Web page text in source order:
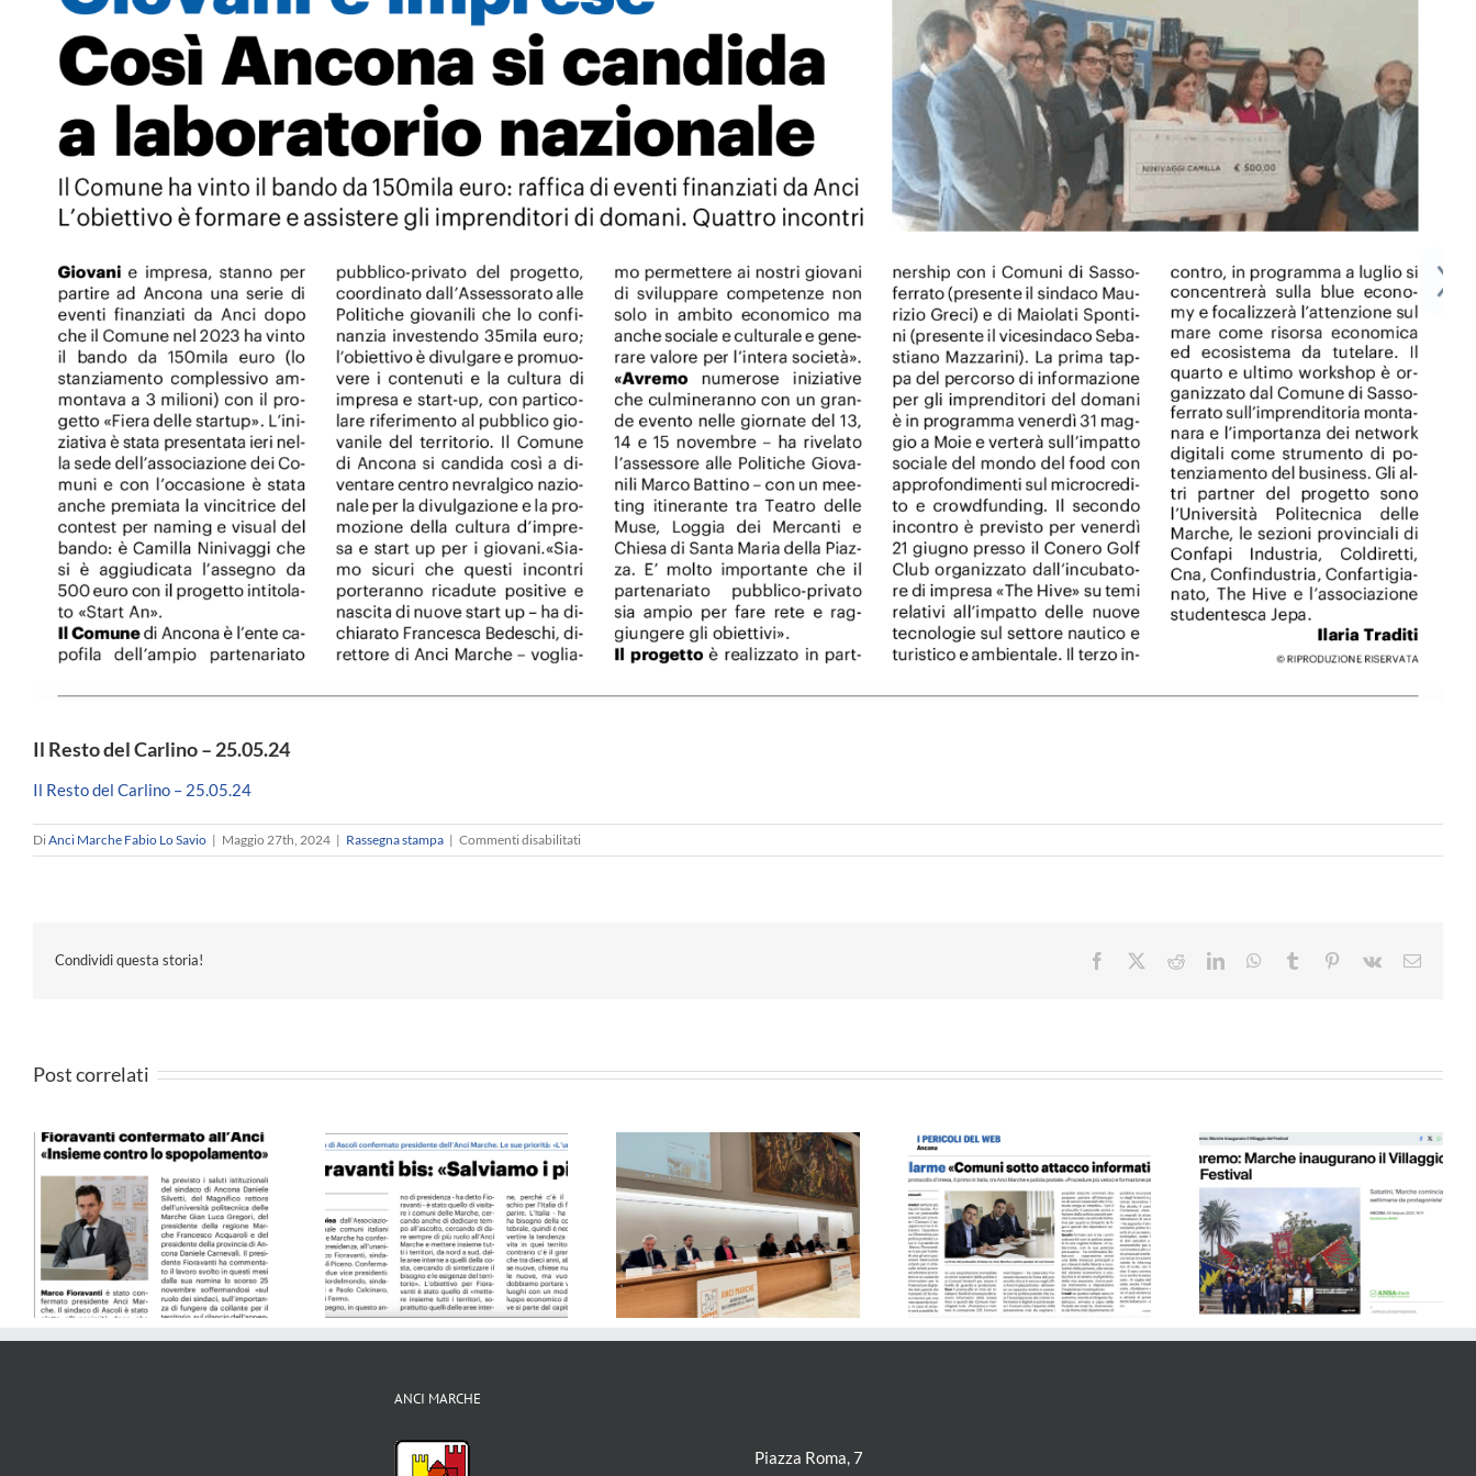
Il Resto del Carlino – 25.05.24
Il Resto del Carlino – 25.05.24
DiAnci Marche Fabio Lo Savio | Maggio 27th, 2024 | Rassegna stampa | Commenti disabilitatisu
Il
Condividi questa storia! Facebook RedditLinkedInWhatsApp
Tumblr Pinterest
Vk Email
Post correlati
QN 10.09.24 Il Resto del Carlino 21.04.24 Il Resto del Carlino 30.03.24 Ansa – 06.02.24 Il Resto del Carlino 10.10.24
ANCI MARCHE
Piazza Roma, 7